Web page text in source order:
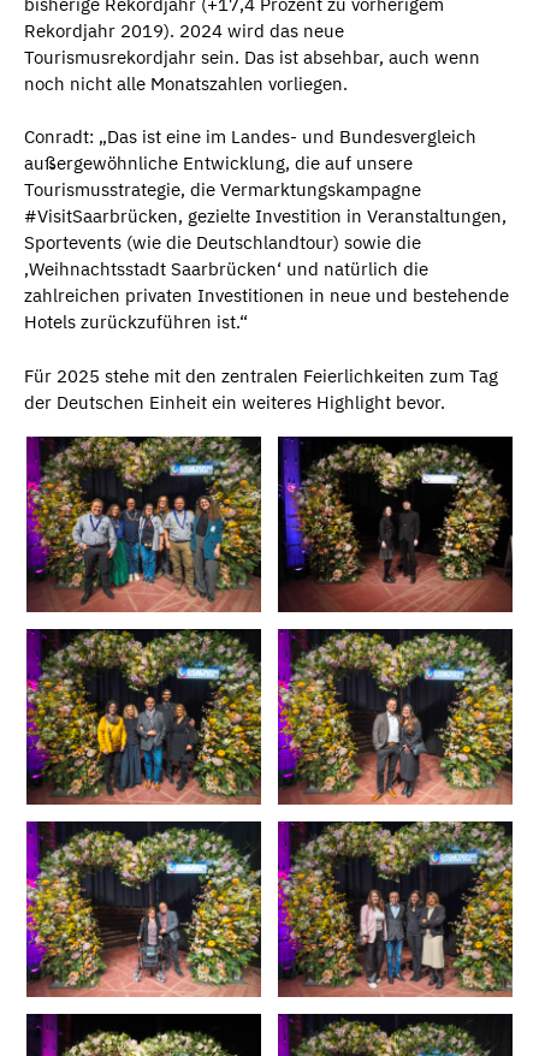
Rekordjahr 2019). 2024 wird das neue
Tourismusrekordjahr sein. Das ist absehbar, auch wenn
noch nicht alle Monatszahlen vorliegen.
Conradt: „Das ist eine im Landes- und Bundesvergleich
außergewöhnliche Entwicklung, die auf unsere
Tourismusstrategie, die Vermarktungskampagne
#VisitSaarbrücken, gezielte Investition in Veranstaltungen,
Sportevents (wie die Deutschlandtour) sowie die
‚Weihnachtsstadt Saarbrücken‘ und natürlich die
zahlreichen privaten Investitionen in neue und bestehende
Hotels zurückzuführen ist.“
Für 2025 stehe mit den zentralen Feierlichkeiten zum Tag
der Deutschen Einheit ein weiteres Highlight bevor.